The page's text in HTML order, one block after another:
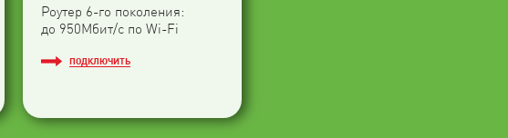
Роутер 6-го поколения:
до 950Мбит/с по Wi-Fi
ПОДКЛЮЧИТЬ